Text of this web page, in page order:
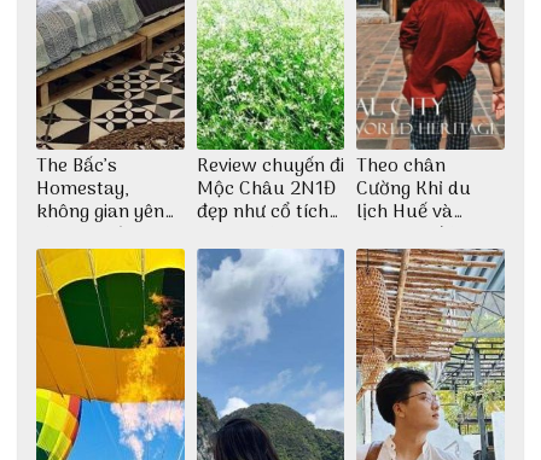
The Bấc’s
Homestay,
không gian yên
bình tại Hòn Sơn
Review chuyến đi
Mộc Châu 2N1Đ
đẹp như cổ tích
Thu Hà
Theo chân
Cường Khỉ du
lịch Huế và
check-in đúng
những góc chụp
đẹp